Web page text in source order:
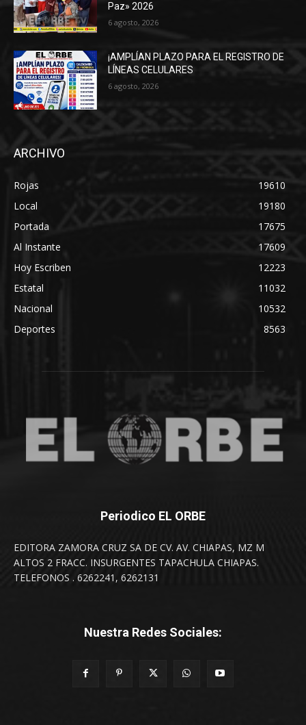
Paz» 2026
6 agosto, 2026
¡AMPLÍAN PLAZO PARA EL REGISTRO DE
LÍNEAS CELULARES
6 agosto, 2026
ARCHIVO
Rojas
19610
Local
19180
Portada
17675
Al Instante
17609
Hoy Escriben
12223
Estatal
11032
Nacional
10532
Deportes
8563
Periodico EL ORBE
EDITORA ZAMORA CRUZ SA DE CV. AV. CHIAPAS, MZ M
ALTOS 2 FRACC. INSURGENTES TAPACHULA CHIAPAS.
TELEFONOS . 6262241, 6262131
Nuestra Redes Sociales: